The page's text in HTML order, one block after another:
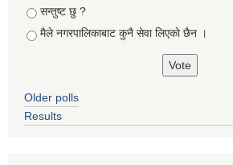
सन्तुष्ट छु ?
मैले नगरपालिकाबाट कुनै सेवा लिएकाे छैन ।
Older polls
Results